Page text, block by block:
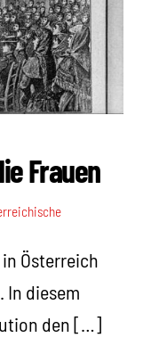
Frauen
Österreich
In diesem
den […]